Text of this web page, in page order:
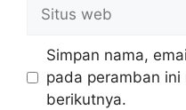
Situs
web
Simpan nama,
pada peramban
berikutnya.